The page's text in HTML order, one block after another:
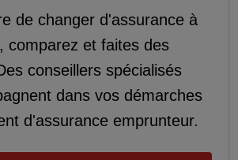
de changer d'assurance à
comparez et faites des
conseillers spécialisés
dans vos démarches
d'assurance emprunteur.